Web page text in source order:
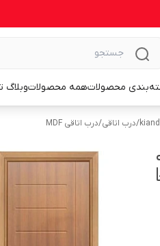
محصولاتهمه محصولات
/درب اتاقی/درب اتاقی MDF